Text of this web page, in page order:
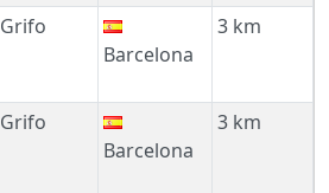
Grifo
Barcelona
3 km
Grifo
Barcelona
3 km